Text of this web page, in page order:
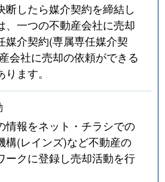
断したら媒介契約を締結し
、一つの不動産会社に売却
媒介契約(専属専任媒介契
会社に売却の依頼ができる
ます。
情報をネット・チラシでの
構(レインズ)など不動産の
ークに登録し売却活動を行